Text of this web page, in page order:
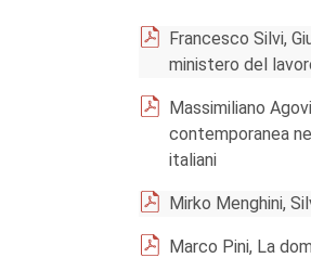
Francesco Silvi,
ministero del
Massimiliano
contemporanea
italiani
Mirko Menghini,
Marco Pini, La